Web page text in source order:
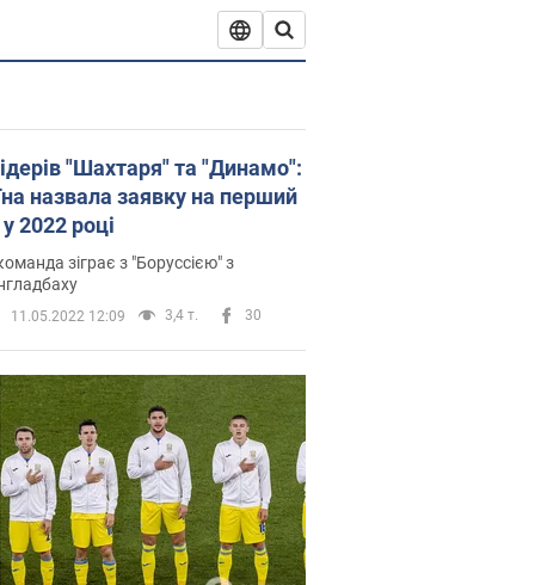
"Шахтаря" та "Динамо":
назвала заявку на перший
2022 році
зіграє з "Боруссією" з
11.05.2022 12:09 3,4 т. 30